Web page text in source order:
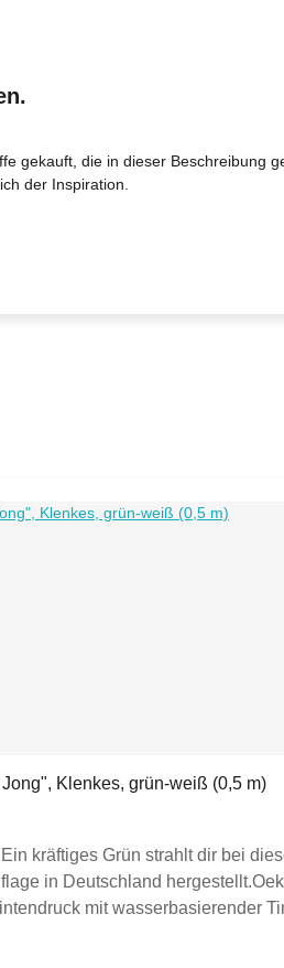
gekauft, die in dieser
der Inspiration.
Klenkes, grün-weiß (0,5 m)
kräftiges Grün strahlt dir bei
in Deutschland
mit wasserbasierender
und auch für